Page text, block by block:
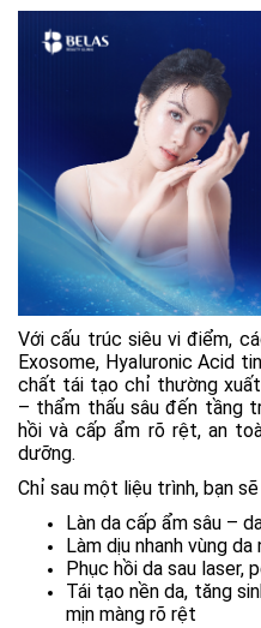
Với cấu trúc siêu vi điểm,
Exosome, Hyaluronic Acid
chất tái tạo chỉ thường
– thẩm thấu sâu đến tầng
hồi và cấp ẩm rõ rệt, an
dưỡng.
Chỉ sau một liệu trình, bạn
Làn da cấp ẩm sâu –
Làm dịu nhanh vùng
Phục hồi da sau laser,
Tái tạo nền da, tăng
mịn màng rõ rệt